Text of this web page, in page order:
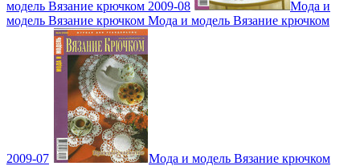
модель Вязание крючком 2009-08
Мода и
модель Вязание крючком Мода и модель Вязание крючком
2009-07 Мода и модель Вязание крючком